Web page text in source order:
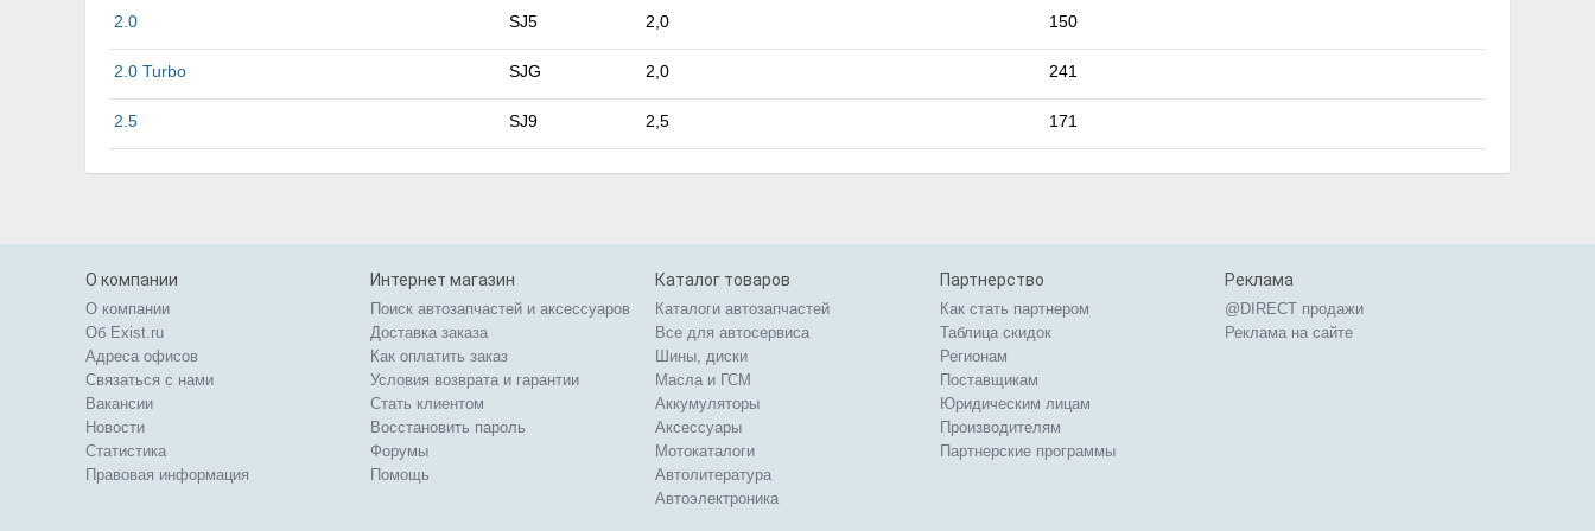
2.0 SJ5 2,0 150
2.0 Turbo SJG 2,0 241
2.5 SJ9 2,5 171
О компании
О компании
Об Exist.ru
Адреса офисов
Связаться с нами
Вакансии
Новости
Статистика
Правовая информация
Интернет магазин
Поиск автозапчастей и аксессуаров
Доставка заказа
Как оплатить заказ
Условия возврата и гарантии
Стать клиентом
Восстановить пароль
Форумы
Помощь
Каталог товаров
Каталоги автозапчастей
Все для автосервиса
Шины, диски
Масла и ГСМ
Аккумуляторы
Аксессуары
Мотокаталоги
Автолитература
Автоэлектроника
Партнерство
Как стать партнером
Таблица скидок
Регионам
Поставщикам
Юридическим лицам
Производителям
Партнерские программы
Реклама
@DIRECT продажи
Реклама на сайте